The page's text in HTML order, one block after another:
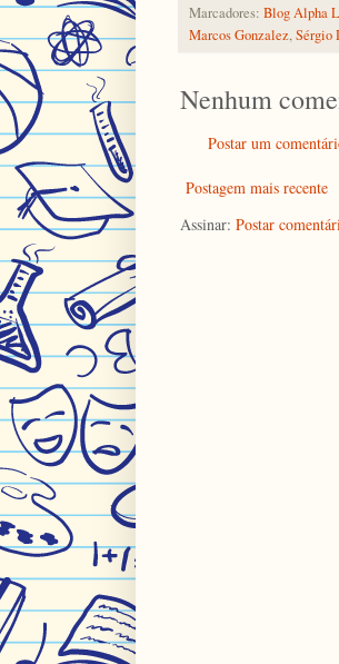
Marcadores: Blog Alpha
Marcos Gonzalez,Sérgio
Nenhum
Postar um
Postagem mais recente
Assinar: Postar